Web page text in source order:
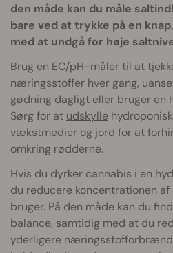
den måde kan du måle
bare ved at trykke på en
med at undgå for høje
Brug en EC/pH-måler til at
næringsstoffer hver gang,
gødning dagligt eller bruger en
Sørg for at udskylle
vækstmedier og jord for at
omkring rødderne.
Hvis du dyrker cannabis i en
du reducere koncentrationen
bruger. På den måde kan du
balance, samtidig med at du
yderligere